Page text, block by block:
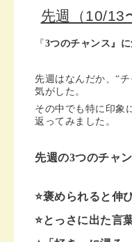
先週（10/13
『 3つのチャンス』
先週はなんだか、“
気がした。
その中でも特に印象
返ってみました。
先週の3つのチャ
⭐️褒められると伸
⭐️とっさに出た言